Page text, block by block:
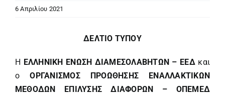
6 Απριλίου 2021
ΔΕΛΤΙΟ ΤΥΠΟΥ
Η ΕΛΛΗΝΙΚΗ ΕΝΩΣΗ ΔΙΑΜΕΣΟΛΑΒΗΤΩΝ – ΕΕΔ και
οΟΡΓΑΝΙΣΜΟΣ ΠΡΟΩΘΗΣΗΣ ΕΝΑΛΛΑΚΤΙΚΩΝ
ΜΕΘΟΔΩΝ ΕΠΙΛΥΣΗΣ ΔΙΑΦΟΡΩΝ – ΟΠΕΜΕΔ